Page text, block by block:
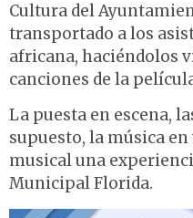
Cultura del
transportado a los
africana, haciéndolos
canciones de la
La puesta en escena,
supuesto, la música
musical una
Municipal Florida.